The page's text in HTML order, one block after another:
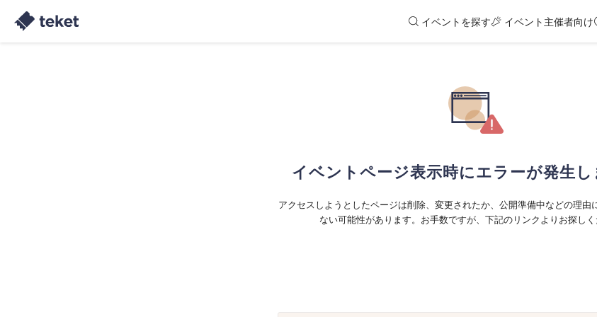
イベントを探す イベント主催者向け
イベントページ表示時にエラーが発生し
アクセスしようとしたページは削除、変更されたか、公開準備中などの理由
ない可能性があります。お手数ですが、下記のリンクよりお探しく